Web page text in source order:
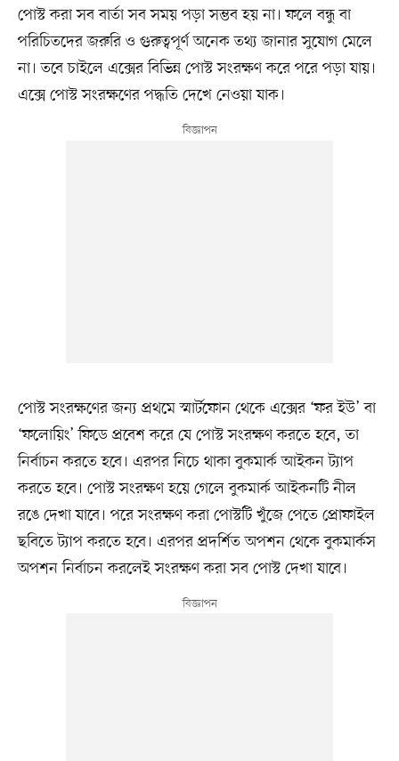
পোস্ট করা সব বার্তা সব সময় পড়া সম্ভব হয় না। ফলে বন্ধু বা
পরিচিতদের জরুরি ও গুরুত্বপূর্ণ অনেক তথ্য জানার সুযোগ মেলে
না। তবে চাইলে এক্সের বিভিন্ন পোস্ট সংরক্ষণ করে পরে পড়া যায়।
এক্সে পোস্ট সংরক্ষণের পদ্ধতি দেখে নেওয়া যাক।
পোস্ট সংরক্ষণের জন্য প্রথমে স্মার্টফোন থেকে এক্সের ‘ফর ইউ’ বা
‘ফলোয়িং’ ফিডে প্রবেশ করে যে পোস্ট সংরক্ষণ করতে হবে, তা
নির্বাচন করতে হবে। এরপর নিচে থাকা বুকমার্ক আইকন ট্যাপ
করতে হবে। পোস্ট সংরক্ষণ হয়ে গেলে বুকমার্ক আইকনটি নীল
রঙে দেখা যাবে। পরে সংরক্ষণ করা পোস্টটি খুঁজে পেতে প্রোফাইল
ছবিতে ট্যাপ করতে হবে। এরপর প্রদর্শিত অপশন থেকে বুকমার্কস
অপশন নির্বাচন করলেই সংরক্ষণ করা সব পোস্ট দেখা যাবে।